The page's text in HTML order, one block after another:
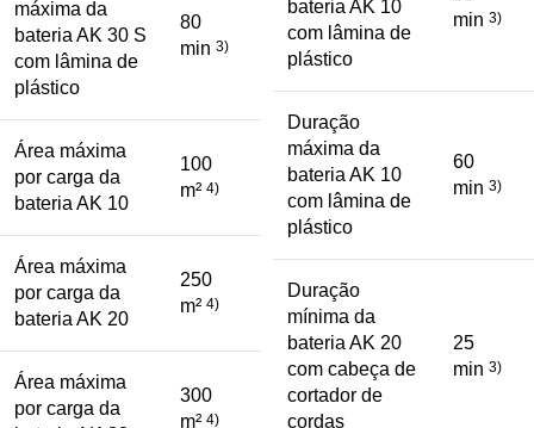
máxima da
bateria AK 30 S
com lâmina de
plástico
80
min 3)
Área máxima
por carga da
bateria AK 10
100
m² 4)
Área máxima
por carga da
bateria AK 20
250
m² 4)
Área máxima
por carga da
300
m² 4)
bateria AK 10
com lâmina de
plástico
min 3)
Duração
máxima da
bateria AK 10
com lâmina de
plástico
60
min 3)
Duração
mínima da
bateria AK 20
com cabeça de
cortador de
cordas
25
min 3)